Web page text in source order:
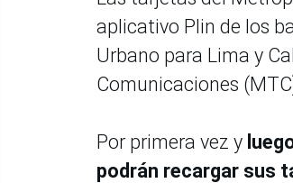
aplicativo Plin de los
Urbano para Lima y
Comunicaciones
Por primera vez y
podrán recargar sus